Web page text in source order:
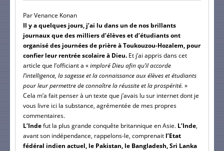
Par Venance Konan
Il y a quelques jours, j’ai lu dans un de nos brillants
journaux que des milliers d’élèves et d’étudiants ont
organisé des journées de prière à Toukouzou-Hozalem, pour
confier leur rentrée scolaire à Dieu. Et j’ai appris dans cet
article que l’officiant a «imploré Dieu afin qu’il accorde
l’intelligence, la sagesse et la connaissance aux élèves et étudiants
pour leur permettre de connaître la réussite et la prospérité. »
Cela m’a fait penser à un texte que j’avais lu sur internet dont je
vous livre ici la substance, agrémentée de mes propres
commentaires.
L’Indefut la plus grande conquête britannique en Asie. L’Inde,
avant son indépendance, rappelons-le, comprenait l’Etat
fédéral indien actuel, le Pakistan, le Bangladesh, Sri Lanka